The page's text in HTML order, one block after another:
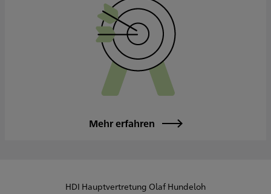
Sowie nach Vereinbarung
Mehr erfahren
HDI Hauptvertretung Olaf Hundeloh